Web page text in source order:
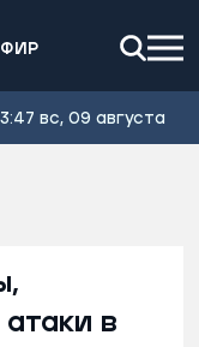
вс, 09 августа
в